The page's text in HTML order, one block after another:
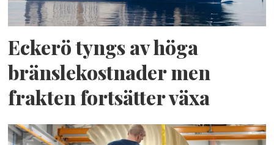
Eckerö tyngs av höga
bränslekostnader men
frakten fortsätter växa